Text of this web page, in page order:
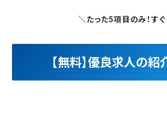
＼たった5項目のみ！す
【無料】優良求人の紹